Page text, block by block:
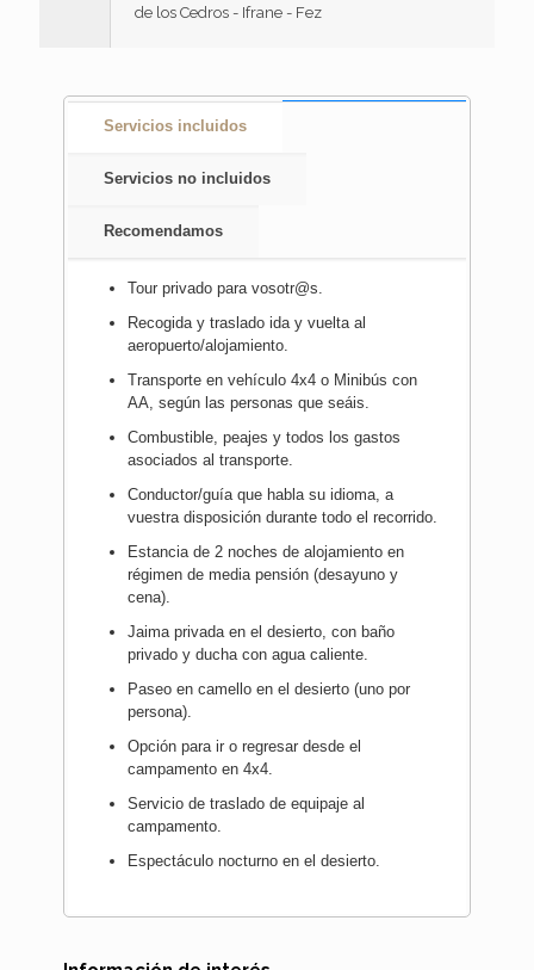
de los Cedros - Ifrane - Fez
Servicios incluidos
Servicios no incluidos
Recomendamos
Tour privado para vosotr@s.
Recogida y traslado ida y vuelta al
aeropuerto/alojamiento.
Transporte en vehículo 4x4 o Minibús con
AA, según las personas que seáis.
Combustible, peajes y todos los gastos
asociados al transporte.
Conductor/guía que habla su idioma, a
vuestra disposición durante todo el recorrido.
Estancia de 2 noches de alojamiento en
régimen de media pensión (desayuno y
cena).
Jaima privada en el desierto, con baño
privado y ducha con agua caliente.
Paseo en camello en el desierto (uno por
persona).
Opción para ir o regresar desde el
campamento en 4x4.
Servicio de traslado de equipaje al
campamento.
Espectáculo nocturno en el desierto.